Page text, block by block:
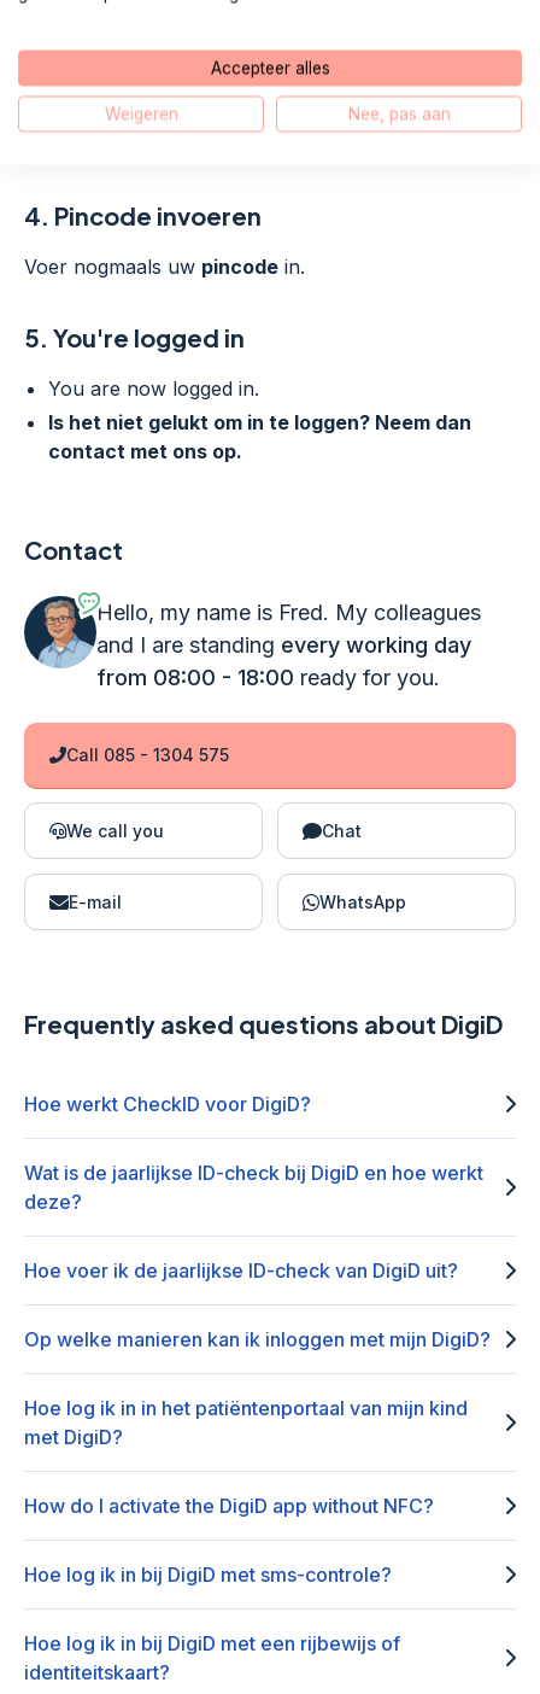
– Ga naarinstellingen.
– KiesDigiD.
– Geef toestemming voor de
camera.
4. Pincode invoeren
Voer nogmaals uw pincode in.
5. You're logged in
You are now logged in.
Is het niet gelukt om in te loggen? Neem dan
contact met ons op.
Contact
Hello, my name is Fred. My colleagues
and I are standing every working day
from 08:00 - 18:00 ready for you.
Call 085 - 1304 575
We call you Chat
E-mail WhatsApp
Frequently asked questions about DigiD
Hoe werkt CheckID voor DigiD?
Wat is de jaarlijkse ID-check bij DigiD en hoe werkt
deze?
Hoe voer ik de jaarlijkse ID-check van DigiD uit?
Op welke manieren kan ik inloggen met mijn DigiD?
Hoe log ik in in het patiëntenportaal van mijn kind
met DigiD?
How do I activate the DigiD app without NFC?
Hoe log ik in bij DigiD met sms-controle?
Hoe log ik in bij DigiD met een rijbewijs of
identiteitskaart?
Accepteer alles
Weigeren Nee, pas aan